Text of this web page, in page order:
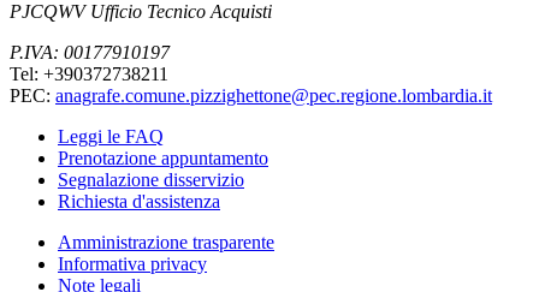
PJCQWV Ufficio Tecnico Acquisti
P.IVA: 00177910197
Tel: +390372738211
PEC: anagrafe.comune.pizzighettone@pec.regione.lombardia.it
Leggi le FAQ
Prenotazione appuntamento
Segnalazione disservizio
Richiesta d'assistenza
Amministrazione trasparente
Informativa privacy
Note legali